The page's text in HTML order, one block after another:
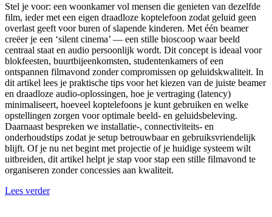
Stel je voor: een woonkamer vol mensen die genieten van dezelfde
film, ieder met een eigen draadloze koptelefoon zodat geluid geen
overlast geeft voor buren of slapende kinderen. Met één beamer
creëer je een ‘silent cinema’ — een stille bioscoop waar beeld
centraal staat en audio persoonlijk wordt. Dit concept is ideaal voor
blokfeesten, buurtbijeenkomsten, studentenkamers of een
ontspannen filmavond zonder compromissen op geluidskwaliteit. In
dit artikel lees je praktische tips voor het kiezen van de juiste beamer
en draadloze audio-oplossingen, hoe je vertraging (latency)
minimaliseert, hoeveel koptelefoons je kunt gebruiken en welke
opstellingen zorgen voor optimale beeld- en geluidsbeleving.
Daarnaast bespreken we installatie-, connectiviteits- en
onderhoudstips zodat je setup betrouwbaar en gebruiksvriendelijk
blijft. Of je nu net begint met projectie of je huidige systeem wilt
uitbreiden, dit artikel helpt je stap voor stap een stille filmavond te
organiseren zonder concessies aan kwaliteit.
Lees verder